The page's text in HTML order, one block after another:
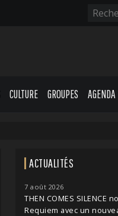
CULTURE GROUPES AGENDA
ACTUALITÉS
7 août 2026
THEN COMES
Requiem avec un